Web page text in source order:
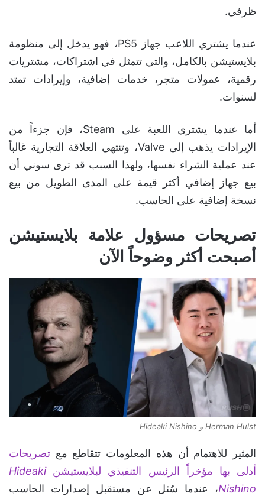
ظرفي.
عندما يشتري اللاعب جهاز PS5، فهو يدخل إلى منظومة
بلايستيشن بالكامل، والتي تتمثل في اشتراكات، مشتريات
رقمية، عمولات متجر، خدمات إضافية، وإيرادات تمتد
لسنوات.
أما عندما يشتري اللعبة على Steam، فإن جزءاً من
الإيرادات يذهب إلى Valve، وتنتهي العلاقة التجارية غالباً
عند عملية الشراء نفسها، ولهذا السبب قد ترى سوني أن
بيع جهاز إضافي أكثر قيمة على المدى الطويل من بيع
نسخة إضافية على الحاسب.
تصريحات مسؤول علامة بلايستيشن
أصبحت أكثر وضوحاً الآن
Herman Hulst و Hideaki Nishino
المثير للاهتمام أن هذه المعلومات تتقاطع مع تصريحات
أدلى بها مؤخراً الرئيس التنفيذي لبلايستيشن Hideaki
Nishino، عندما سُئل عن مستقبل إصدارات الحاسب